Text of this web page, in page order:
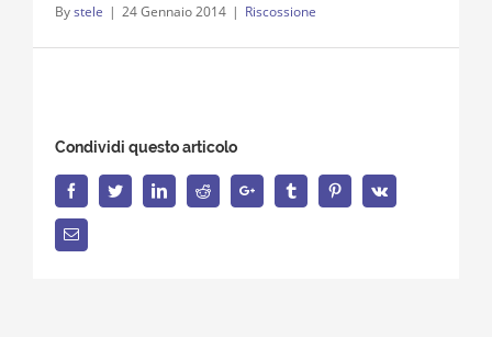
Bystele | 24 Gennaio 2014 | Riscossione
Condividi questo articolo
FacebookTwitterLinkedInReddit Google+ Tumblr PinterestVk
Email